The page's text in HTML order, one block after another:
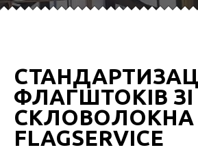
ФЛАГШТОКІВ ЗІ
СКЛОВОЛОКНА
FLAGSERVICE